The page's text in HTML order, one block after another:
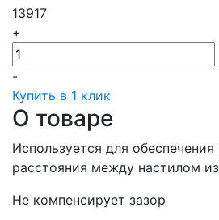
13917
+
-
Купить в 1 клик
О товаре
Используется для
расстояния между настилом
Не компенсирует зазор